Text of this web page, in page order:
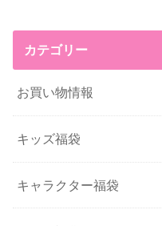
カテゴリー
お買い物情報
キッズ福袋
キャラクター福袋